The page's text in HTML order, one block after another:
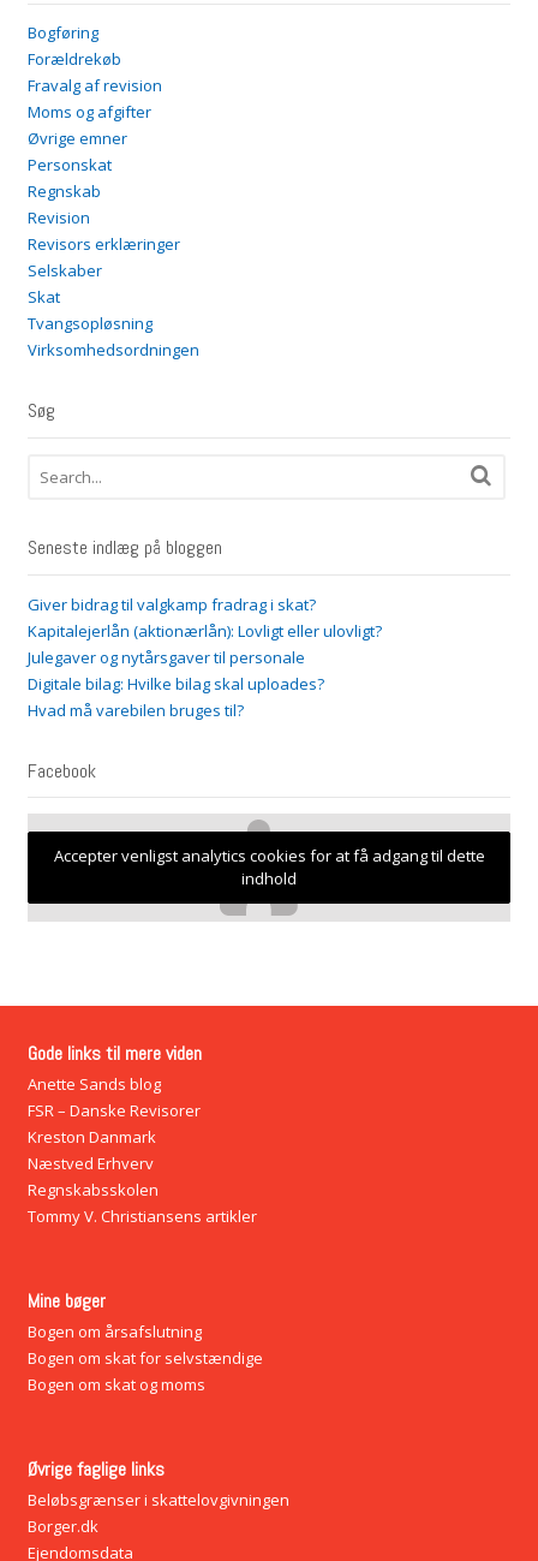
Bogføring
Forældrekøb
Fravalg af revision
Moms og afgifter
Øvrige emner
Personskat
Regnskab
Revision
Revisors erklæringer
Selskaber
Skat
Tvangsopløsning
Virksomhedsordningen
Søg
Seneste indlæg på bloggen
Giver bidrag til valgkamp fradrag i skat?
Kapitalejerlån (aktionærlån): Lovligt eller ulovligt?
Julegaver og nytårsgaver til personale
Digitale bilag: Hvilke bilag skal uploades?
Hvad må varebilen bruges til?
Facebook
Accepter venligst analytics cookies for at få adgang til dette
indhold
Gode links til mere viden
Anette Sands blog
FSR – Danske Revisorer
Kreston Danmark
Næstved Erhverv
Regnskabsskolen
Tommy V. Christiansens artikler
Mine bøger
Bogen om årsafslutning
Bogen om skat for selvstændige
Bogen om skat og moms
Øvrige faglige links
Beløbsgrænser i skattelovgivningen
Borger.dk
Ejendomsdata